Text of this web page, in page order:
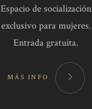
Espacio de socialización
exclusivo para mujeres.
Entrada gratuita.
MÁS INFO